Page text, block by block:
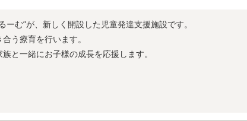
む”が、新しく開設した児童発達支援施設です。
う療育を行います。
と一緒にお子様の成長を応援します。